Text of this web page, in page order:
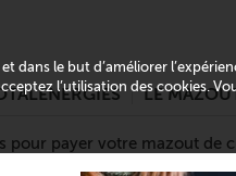
LE
pour payer votre mazout de
le but d’améliorer
l’utilisation des cookies.